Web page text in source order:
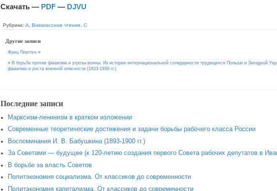
Скачать — PDF — DJVU
Рубрики: А Внеклассное чтение С
Другие записи
Фриц Платтен «
» В борьбе против фашизма и угрозы воины. Из истории интернациональной солидарности трудящихся Польши и Западной
фашизма и роста военной опасности (1933-1939 гг.)
Последние записи
Марксизм-ленинизм в кратком изложении
Современные теоретические достижения и задачи борьбы рабочего класса России
Воспоминания И. В. Бабушкина (1893-1900 гг.)
За Советами — будущее (к 120‑летию создания первого Совета рабочих депутатов в
В борьбе за власть Советов
Политэкономия социализма. От классиков до современности
Политэкономия капитализма. От классиков до современности